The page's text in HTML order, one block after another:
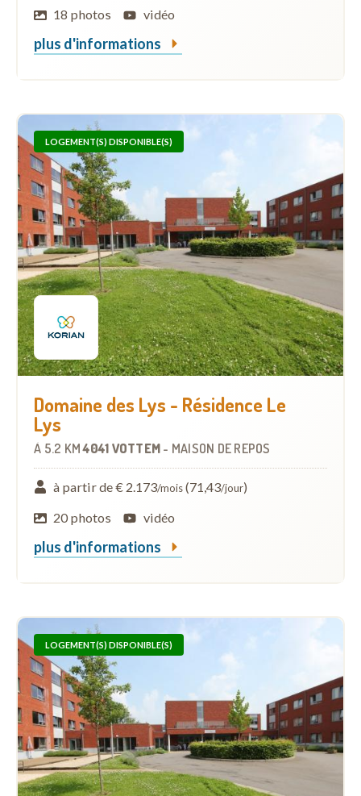
18 photos
vidéo
plus d'informations
LOGEMENT(S) DISPONIBLE(S)
Domaine des Lys - Résidence Le
Lys
À 5.2 KM 4041 VOTTEM - MAISON DE REPOS
à partir de € 2.173/mois(71,43/jour)
20 photos
vidéo
plus d'informations
LOGEMENT(S) DISPONIBLE(S)